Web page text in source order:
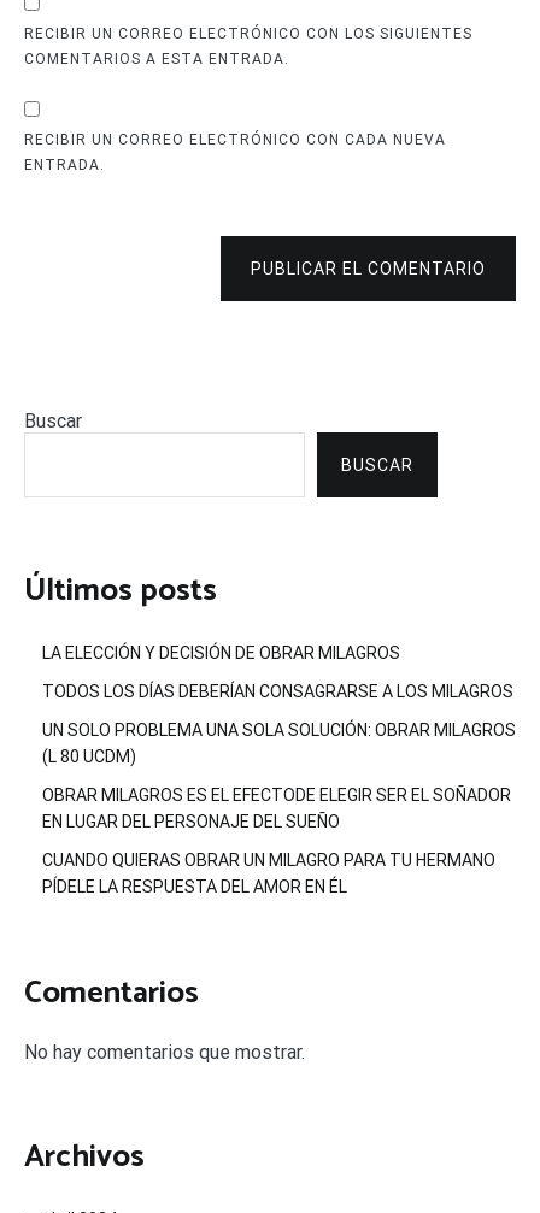
RECIBIR UN CORREO ELECTRÓNICO CON LOS SIGUIENTES
COMENTARIOS A ESTA ENTRADA.
RECIBIR UN CORREO ELECTRÓNICO CON CADA NUEVA
ENTRADA.
PUBLICAR EL COMENTARIO
Buscar
BUSCAR
Últimos posts
LA ELECCIÓN Y DECISIÓN DE OBRAR MILAGROS
TODOS LOS DÍAS DEBERÍAN CONSAGRARSE A LOS MILAGROS
UN SOLO PROBLEMA UNA SOLA SOLUCIÓN: OBRAR MILAGROS
(L 80 UCDM)
OBRAR MILAGROS ES EL EFECTODE ELEGIR SER EL SOÑADOR
EN LUGAR DEL PERSONAJE DEL SUEÑO
CUANDO QUIERAS OBRAR UN MILAGRO PARA TU HERMANO
PÍDELE LA RESPUESTA DEL AMOR EN ÉL
Comentarios
No hay comentarios que mostrar.
Archivos